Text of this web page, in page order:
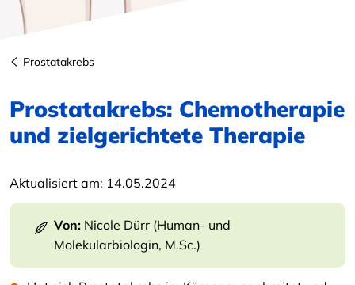
Prostatakrebs
Prostatakrebs: Chemotherapie
und zielgerichtete Therapie
Aktualisiert am: 14.05.2024
Von: Nicole Dürr (Human- und
Molekularbiologin, M.Sc.)